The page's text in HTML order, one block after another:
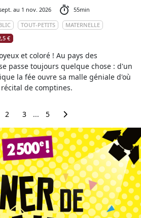
au 1 nov. 2026
55min
TOUT-PETITS
MATERNELLE
€
et coloré ! Au pays des
passe toujours quelque chose : d'un
la fée ouvre sa malle géniale d'où
de comptines.
2 3 ... 5